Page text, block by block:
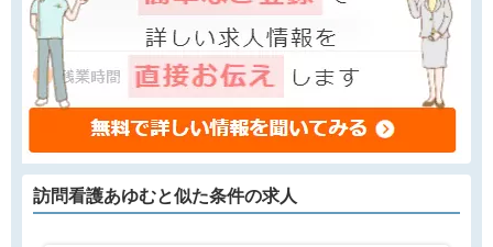
訪問看護あゆむと似た条件の求人